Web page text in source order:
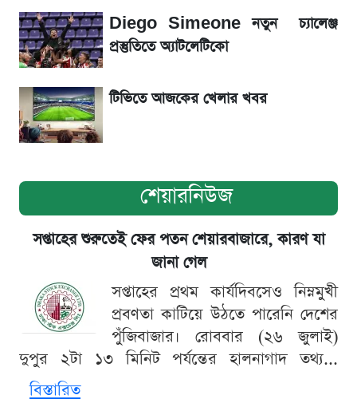
সূর্যগ্রহণের দিন আকাশে চোখ ধাঁধানো দৃশ্য, জেনে নিন
Diego Simeone নতুন চ্যালেঞ্জ
প্রস্তুতিতে অ্যাটলেটিকো
টিভিতে আজকের খেলার খবর
শেয়ারনিউজ
সপ্তাহের শুরুতেই ফের পতন শেয়ারবাজারে, কারণ যা
জানা গেল
সপ্তাহের প্রথম কার্যদিবসেও নিম্নমুখী
প্রবণতা কাটিয়ে উঠতে পারেনি দেশের
পুঁজিবাজার। রোববার (২৬ জুলাই)
দুপুর ২টা ১৩ মিনিট পর্যন্তের হালনাগাদ তথ্য...
বিস্তারিত